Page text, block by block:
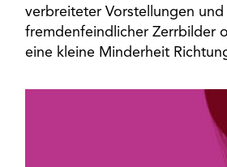
verbreiteter Vorstellungen und
fremdenfeindlicher Zerrbilder
eine kleine Minderheit